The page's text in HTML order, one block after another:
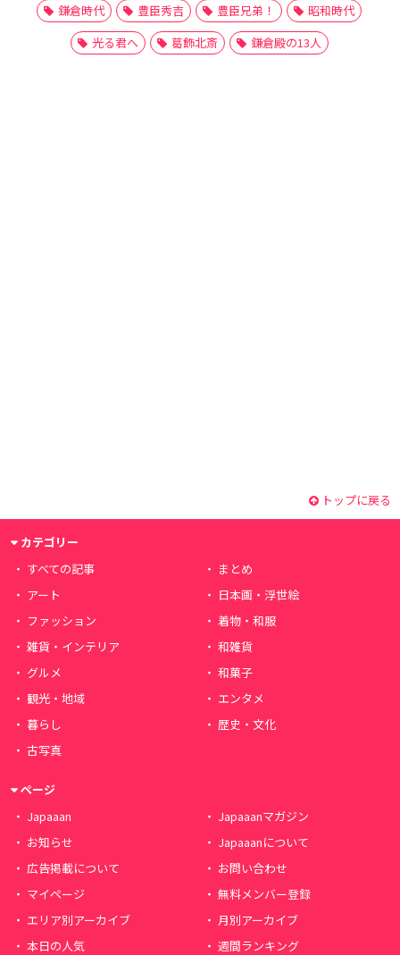
鎌倉時代
豊臣秀吉 豊臣兄弟！
昭和時代
光る君へ
葛飾北斎 鎌倉殿の13人
トップに戻る
カテゴリー
すべての記事
まとめ
アート
日本画・浮世絵
ファッション
着物・和服
雑貨・インテリア
和雑貨
グルメ
和菓子
観光・地域
エンタメ
暮らし
歴史・文化
古写真
ページ
Japaaan
Japaaanマガジン
お知らせ
Japaaanについて
広告掲載について
お問い合わせ
マイページ
無料メンバー登録
エリア別アーカイブ
月別アーカイブ
本日の人気
週間ランキング